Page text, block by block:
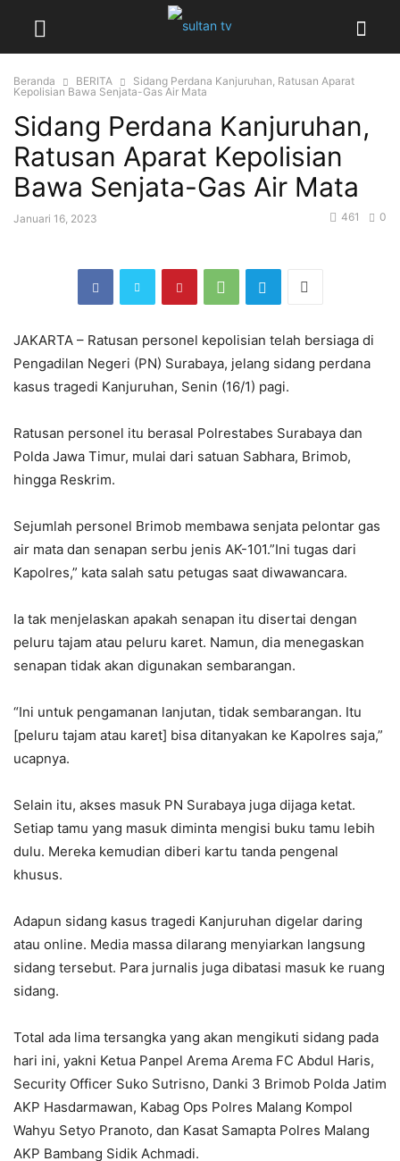
Beranda BERITA
Sidang Perdana Kanjuruhan, Ratusan Aparat
Kepolisian Bawa Senjata-Gas Air Mata
Sidang Perdana Kanjuruhan,
Ratusan Aparat Kepolisian
Bawa Senjata-Gas Air Mata
Januari 16, 2023 0
461
JAKARTA – Ratusan personel kepolisian telah bersiaga di
Pengadilan Negeri (PN) Surabaya, jelang sidang perdana
kasus tragedi Kanjuruhan, Senin (16/1) pagi.
Ratusan personel itu berasal Polrestabes Surabaya dan
Polda Jawa Timur, mulai dari satuan Sabhara, Brimob,
hingga Reskrim.
Sejumlah personel Brimob membawa senjata pelontar gas
air mata dan senapan serbu jenis AK-101.”Ini tugas dari
Kapolres,” kata salah satu petugas saat diwawancara.
Ia tak menjelaskan apakah senapan itu disertai dengan
peluru tajam atau peluru karet. Namun, dia menegaskan
senapan tidak akan digunakan sembarangan.
“Ini untuk pengamanan lanjutan, tidak sembarangan. Itu
[peluru tajam atau karet] bisa ditanyakan ke Kapolres saja,”
ucapnya.
Selain itu, akses masuk PN Surabaya juga dijaga ketat.
Setiap tamu yang masuk diminta mengisi buku tamu lebih
dulu. Mereka kemudian diberi kartu tanda pengenal
khusus.
Adapun sidang kasus tragedi Kanjuruhan digelar daring
atau online. Media massa dilarang menyiarkan langsung
sidang tersebut. Para jurnalis juga dibatasi masuk ke ruang
sidang.
Total ada lima tersangka yang akan mengikuti sidang pada
hari ini, yakni Ketua Panpel Arema Arema FC Abdul Haris,
Security Officer Suko Sutrisno, Danki 3 Brimob Polda Jatim
AKP Hasdarmawan, Kabag Ops Polres Malang Kompol
Wahyu Setyo Pranoto, dan Kasat Samapta Polres Malang
AKP Bambang Sidik Achmadi.